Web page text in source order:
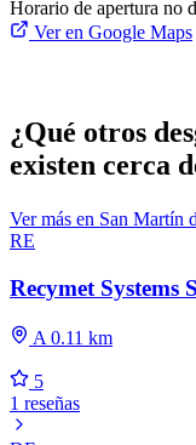
Horario de apertura no
Ver en Google Maps
¿Qué otros
existen cerca
Ver más en San Martín
RE
Recymet Systems
A 0.11 km
5
1 reseñas